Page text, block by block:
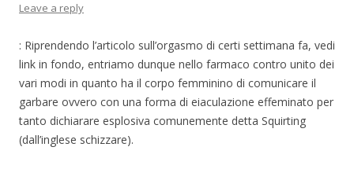
Leave a reply
: Riprendendo l’articolo sull’orgasmo di certi settimana fa, vedi
link in fondo, entriamo dunque nello farmaco contro unito dei
vari modi in quanto ha il corpo femminino di comunicare il
garbare ovvero con una forma di eiaculazione effeminato per
tanto dichiarare esplosiva comunemente detta Squirting
(dall’inglese schizzare).